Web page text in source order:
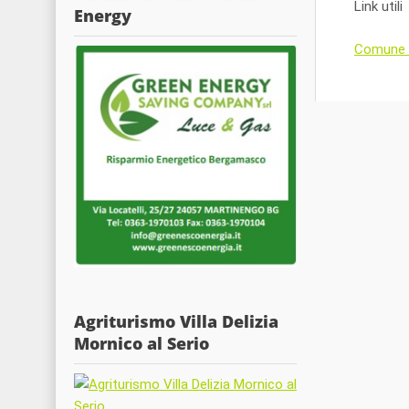
Link utili
Comune
Energy
Agriturismo Villa Delizia
Mornico al Serio